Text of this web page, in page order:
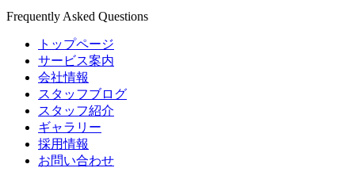
Frequently Asked Questions
トップページ
サービス案内
会社情報
スタッフブログ
スタッフ紹介
ギャラリー
採用情報
お問い合わせ